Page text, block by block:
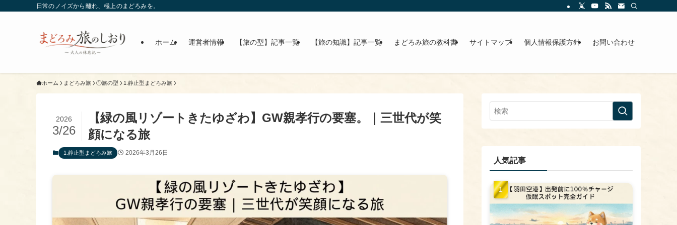
日常のノイズから離れ、極上のまどろみを。
ホーム 運営者情報 【旅の型】記事一覧 【旅の知識】記事一覧 まどろみ旅の教科書 サイトマップ 個人情報保護方針 お問い合わせ
ホーム まどろみ旅 ①旅の型 1.静止型まどろみ旅
【緑の風リゾートきたゆざわ】GW親孝行の要塞。｜三世代が笑
顔になる旅
2026
3/26
1.静止型まどろみ旅 2026年3月26日
人気記事